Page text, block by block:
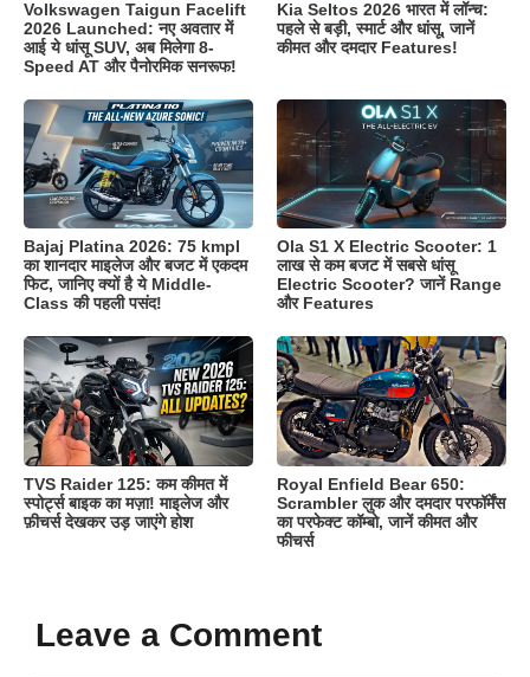
Volkswagen Taigun Facelift
2026 Launched: नए अवतार में
आई ये धांसू SUV, अब मिलेगा 8-
Speed AT और पैनोरमिक सनरूफ!
Kia Seltos 2026 भारत में लॉन्च:
पहले से बड़ी, स्मार्ट और धांसू, जानें
कीमत और दमदार Features!
Bajaj Platina 2026: 75 kmpl
का शानदार माइलेज और बजट में एकदम
फिट, जानिए क्यों है ये Middle-
Class की पहली पसंद!
Ola S1 X Electric Scooter: 1
लाख से कम बजट में सबसे धांसू
Electric Scooter? जानें Range
और Features
TVS Raider 125: कम कीमत में
स्पोर्ट्स बाइक का मज़ा! माइलेज और
फ़ीचर्स देखकर उड़ जाएंगे होश
Royal Enfield Bear 650:
Scrambler लुक और दमदार परफॉर्मेंस
का परफेक्ट कॉम्बो, जानें कीमत और
फीचर्स
Leave a Comment